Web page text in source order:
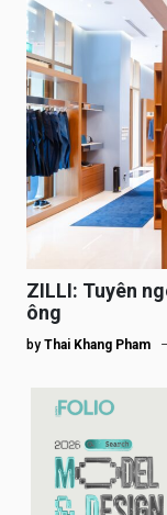
ZILLI: Tuyên
ông
by Thai Khang Pham